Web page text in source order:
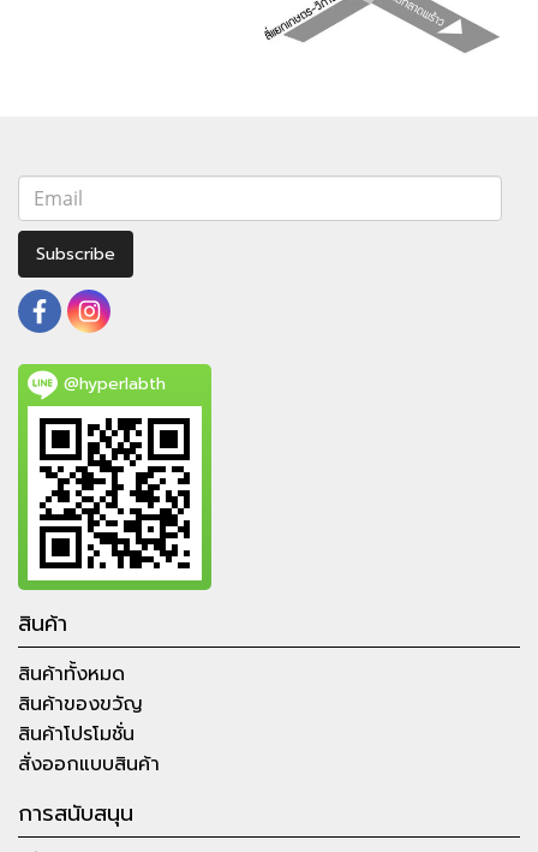
Subscribe
@hyperlabth
สินค้า
สินค้าทั้งหมด
สินค้าของขวัญ
สินค้าโปรโมชั่น
สั่งออกแบบสินค้า
การสนับสนุน